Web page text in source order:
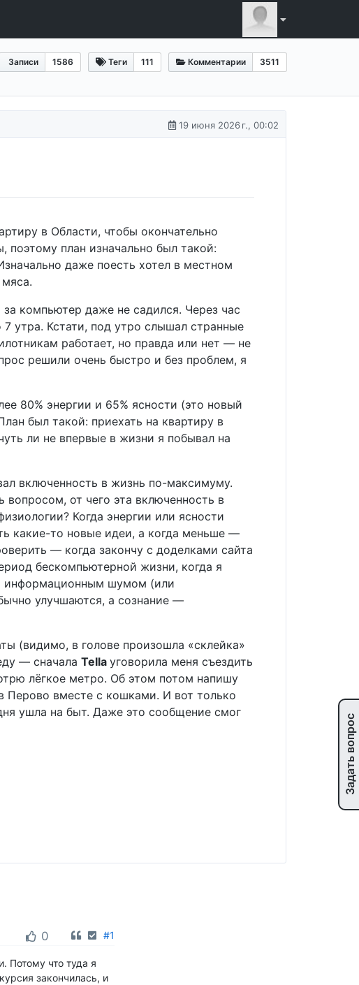
Записи 1586 Теги 111 Комментарии 3511
19 июня 2026 г., 00:02
в Области, чтобы окончательно
поэтому план изначально был такой:
даже поесть хотел в местном
компьютер даже не садился. Через час
утра. Кстати, под утро слышал странные
работает, но правда или нет — не
решили очень быстро и без проблем, я
80% энергии и 65% ясности (это новый
был такой: приехать на квартиру в
ли не впервые в жизни я побывал на
включенность в жизнь по-максимуму.
от чего эта включенность в
Когда энергии или ясности
какие-то новые идеи, а когда меньше —
— когда закончу с доделками сайта
бескомпьютерной жизни, когда я
информационным шумом (или
улучшаются, а сознание —
(видимо, в голове произошла «склейка»
— сначала Tella уговорила меня съездить
лёгкое метро. Об этом потом напишу
Перово вместе с кошками. И вот только
ушла на быт. Даже это сообщение смог
0 #1
Потому что туда я
закончилась, и
Задать вопрос